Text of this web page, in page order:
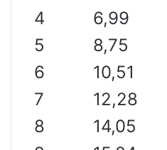
4
6,99
5
8,75
6
10,51
7
12,28
8
14,05